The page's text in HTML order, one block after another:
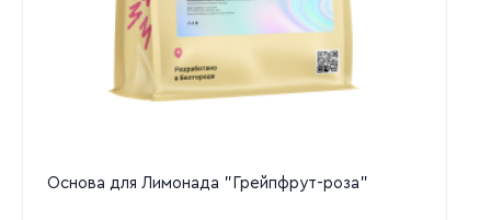
Основа для Лимонада "Грейпфрут-роза"